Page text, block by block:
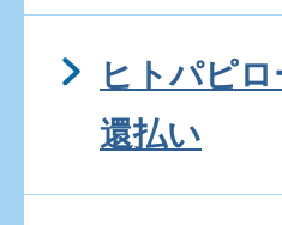
ヒトパピ
還払い